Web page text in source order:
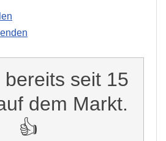
seit 15
dem Markt.
👍